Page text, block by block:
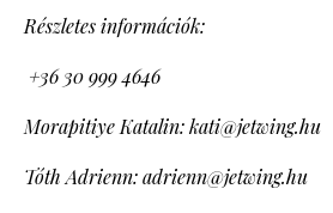
Részletes információk:
+36 30 999 4646
Morapitiye Katalin: kati@jetwing.hu
Tóth Adrienn: adrienn@jetwing.hu